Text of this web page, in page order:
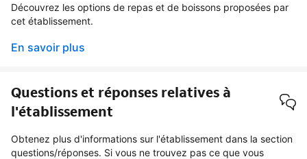
Découvrez les options de repas et de boissons proposées par
cet établissement.
En savoir plus
Questions et réponses relatives à
l'établissement
Obtenez plus d'informations sur l'établissement dans la section
questions/réponses. Si vous ne trouvez pas ce que vous